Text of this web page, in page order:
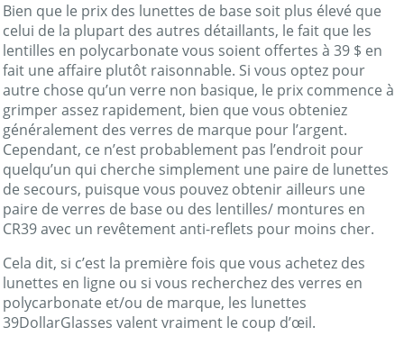
Bien que le prix des lunettes de base soit plus élevé que
celui de la plupart des autres détaillants, le fait que les
lentilles en polycarbonate vous soient offertes à 39 $ en
fait une affaire plutôt raisonnable. Si vous optez pour
autre chose qu’un verre non basique, le prix commence à
grimper assez rapidement, bien que vous obteniez
généralement des verres de marque pour l’argent.
Cependant, ce n’est probablement pas l’endroit pour
quelqu’un qui cherche simplement une paire de lunettes
de secours, puisque vous pouvez obtenir ailleurs une
paire de verres de base ou des lentilles/ montures en
CR39 avec un revêtement anti-reflets pour moins cher.
Cela dit, si c’est la première fois que vous achetez des
lunettes en ligne ou si vous recherchez des verres en
polycarbonate et/ou de marque, les lunettes
39DollarGlasses valent vraiment le coup d’œil.